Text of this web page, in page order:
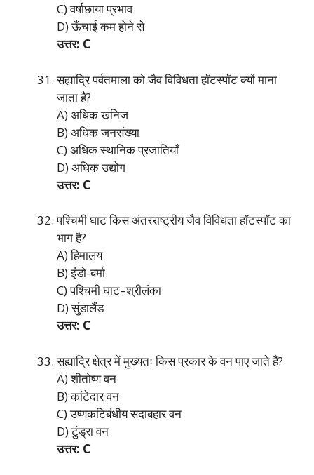
C) वर्षाछाया प्रभाव
D) ऊँचाई कम होने से
उत्तर: C
सह्याद्रि पर्वतमाला को जैव विविधता हॉटस्पॉट क्यों माना
जाता है?
A) अधिक खनिज
B) अधिक जनसंख्या
C) अधिक स्थानिक प्रजातियाँ
D) अधिक उद्योग
उत्तर: C
पश्चिमी घाट किस अंतरराष्ट्रीय जैव विविधता हॉटस्पॉट का
भाग है?
A) हिमालय
B) इंडो-बर्मा
C) पश्चिमी घाट–श्रीलंका
D) सुंडालैंड
उत्तर: C
सह्याद्रि क्षेत्र में मुख्यतः किस प्रकार के वन पाए जाते हैं?
A) शीतोष्ण वन
B) कांटेदार वन
C) उष्णकटिबंधीय सदाबहार वन
D) टुंड्रा वन
उत्तर: C